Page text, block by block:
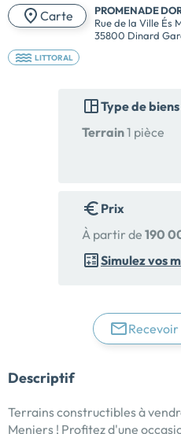
Carte
PROMENADE
Rue de la Ville És
35800 Dinard
LITTORAL
Type de biens
Terrain1 pièce
Prix
À partir de 190
Simulez vos
Descriptif
Terrains constructibles à
Meniers ! Profitez d'une